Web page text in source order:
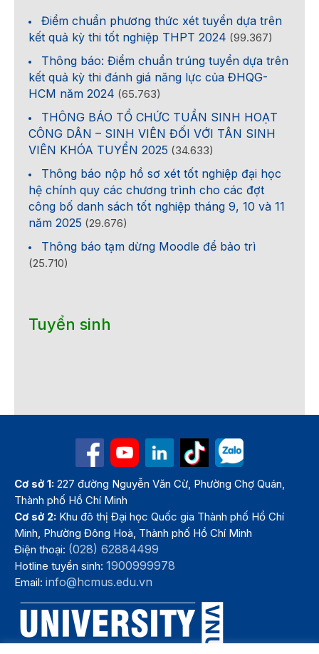
Điểm chuẩn phương thức xét tuyển dựa trên
kết quả kỳ thi tốt nghiệp THPT 2024 (99.367)
Thông báo: Điểm chuẩn trúng tuyển dựa trên
kết quả kỳ thi đánh giá năng lực của ĐHQG-
HCM năm 2024 (65.763)
THÔNG BÁO TỔ CHỨC TUẦN SINH HOẠT
CÔNG DÂN – SINH VIÊN ĐỐI VỚI TÂN SINH
VIÊN KHÓA TUYỂN 2025 (34.633)
Thông báo nộp hồ sơ xét tốt nghiệp đại học
hệ chính quy các chương trình cho các đợt
công bố danh sách tốt nghiệp tháng 9, 10 và 11
năm 2025 (29.676)
Thông báo tạm dừng Moodle để bảo trì
(25.710)
Tuyển sinh
Cơ sở 1: 227 đường Nguyễn Văn Cừ, Phường Chợ Quán,
Thành phố Hồ Chí Minh
Cơ sở 2: Khu đô thị Đại học Quốc gia Thành phố Hồ Chí
Minh, Phường Đông Hoà, Thành phố Hồ Chí Minh
Điện thoại: (028) 62884499
Hotline tuyển sinh:1900999978
Email:info@hcmus.edu.vn